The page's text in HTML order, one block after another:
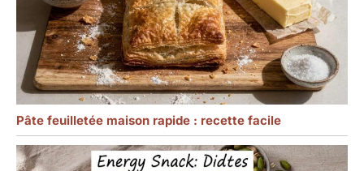
Pâte feuilletée maison rapide : recette facile